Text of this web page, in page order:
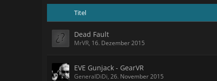
Titel
Dead Fault
MrVR, 16. Dezember 2015
EVE Gunjack - GearVR
GeneralDiDi, 26. November 2015